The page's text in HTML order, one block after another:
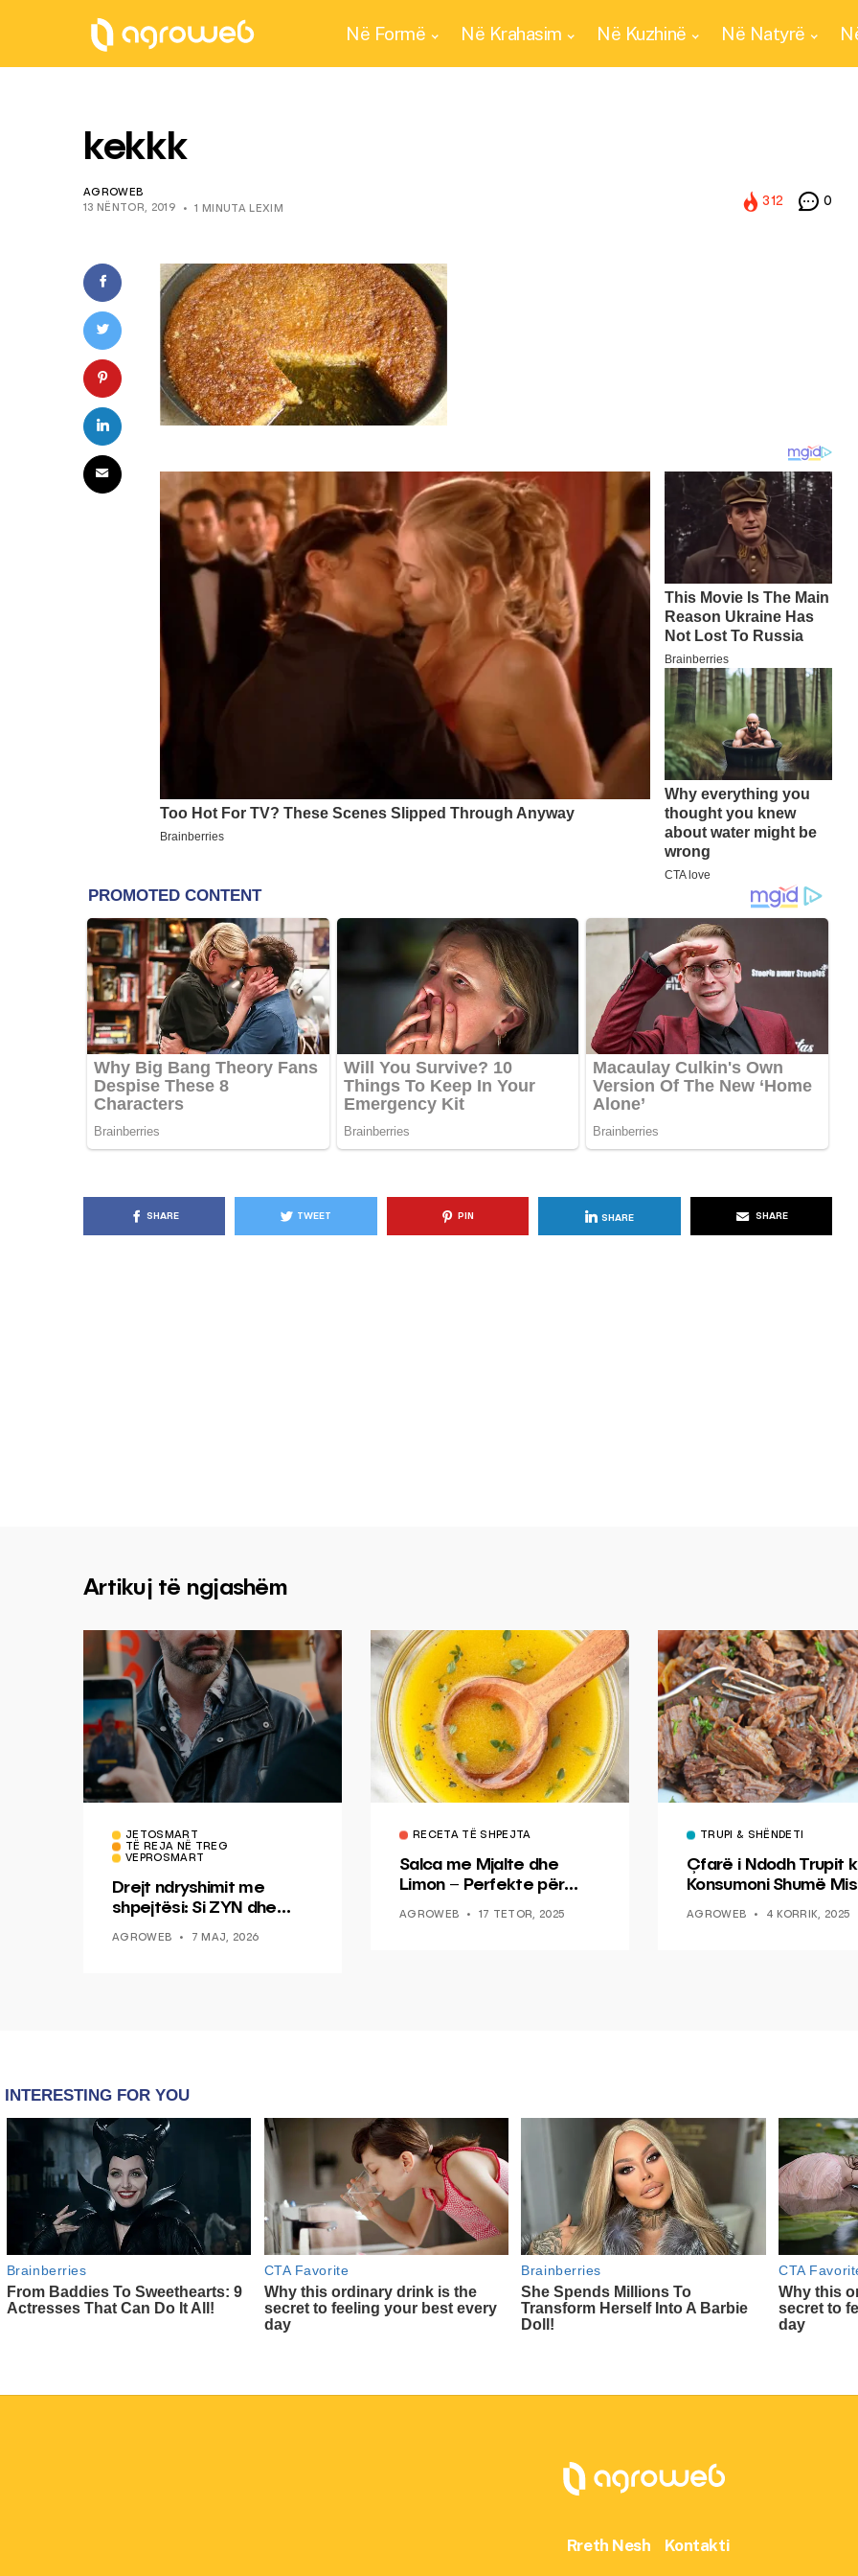
Në Formë Në Krahasim Në Kuzhinë Në Natyrë
kekkk
AGROWEB
13 NËNTOR, 2019
1 MINUTA LEXIM
312 0
SHARE TWEET PIN SHARE SHARE
KËSHILLA & IDE
Pse Nuk Duhet të Përdorni
Letrën e Aluminit për Ruajtjen
e Ushqimeve
AGROWEB 7 QERSHOR, 2025
KËSHILLA & IDE
Rreziqet dhe Problemet që
Vijnë Nga Akulloret e
Vjetëruara
AGROWEB 10 QERSHOR, 2025
Artikuj të ngjashëm
JETOSMART
TË REJA NË TREG
VEPROSMART
Drejt ndryshimit me
shpejtësi: Si ZYN dhe
epokë të re pa tym
AGROWEB 7 MAJ, 2026
RECETA TË SHPEJTA
Salca me Mjalte dhe
Limon – Perfekte për
AGROWEB 17 TETOR, 2025
TRUPI & SHËNDETI
Çfarë i Ndodh Trupit
Konsumoni Shumë
AGROWEB 4 KORRIK, 2025
Rreth Nesh Kontakti